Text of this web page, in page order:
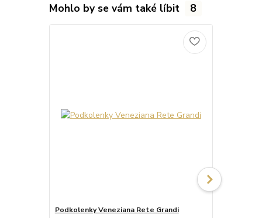
Mohlo by se vám také líbit 8
Podkolenky Veneziana Rete Grandi